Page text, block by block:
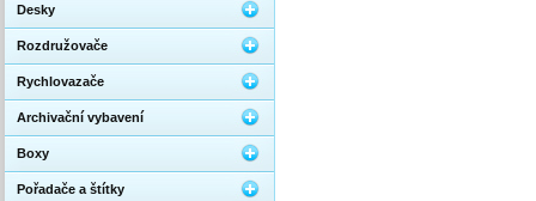
Desky
Rozdružovače
Rychlovazače
Archivační vybavení
Boxy
Pořadače a štítky